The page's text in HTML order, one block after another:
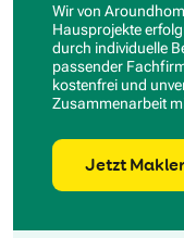
Wir von
Hausprojekte
durch individuelle
passender
kostenfrei und
Zusammenarbeit
Jetzt